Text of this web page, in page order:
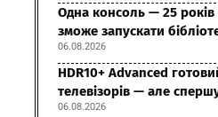
Одна консоль — 25 років
зможе запускати
06.08.2026
HDR10+ Advanced
телевізорів — але
06.08.2026